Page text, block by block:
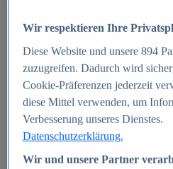
E-commerce
Beliebte Statistiken
Aktuelle Statistiken
E-Commerce -
Deutschland 1999-2025
Umsatz von Amazon in
2010-2025
Wir respektieren Ihre
Diese Website und unsere 894
zuzugreifen. Dadurch wird
Cookie-Präferenzen jederzeit
diese Mittel verwenden, um
Verbesserung unseres Dienstes.
Datenschutzerklärung.
Wir und unsere Partner